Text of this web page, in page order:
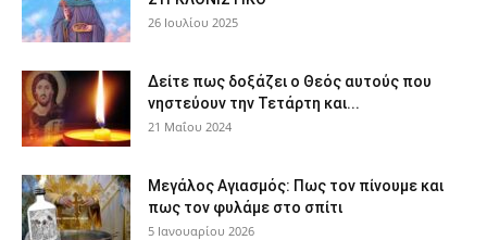
26 Ιουλίου 2025
Δείτε πως δοξάζει ο Θεός αυτούς που
νηστεύουν την Τετάρτη και...
21 Μαΐου 2024
Μεγάλος Αγιασμός: Πως τον πίνουμε και
πως τον φυλάμε στο σπίτι
5 Ιανουαρίου 2026